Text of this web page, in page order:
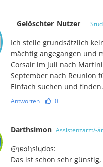
__Gelöschter_Nutzer__
Ich stelle grundsätzlich
mächtig angegangen und
Corsair im Juli nach
September nach Reunion
Einfach suchen und
Antworten 0
Darthsimon Assistenzarzt/-
@ʇɐɔ!ʇs!ɥdos:
Das ist schon sehr günstig,